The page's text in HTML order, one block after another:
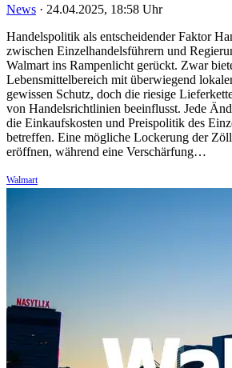
News · 24.04.2025, 18:58 Uhr
Handelspolitik als entscheidender Faktor
zwischen Einzelhandelsführern und
Walmart ins Rampenlicht gerückt. Zwar
Lebensmittelbereich mit überwiegend
gewissen Schutz, doch die riesige
von Handelsrichtlinien beeinflusst. Jede
die Einkaufskosten und Preispolitik des
betreffen. Eine mögliche Lockerung der
eröffnen, während eine Verschärfung…
Walmart